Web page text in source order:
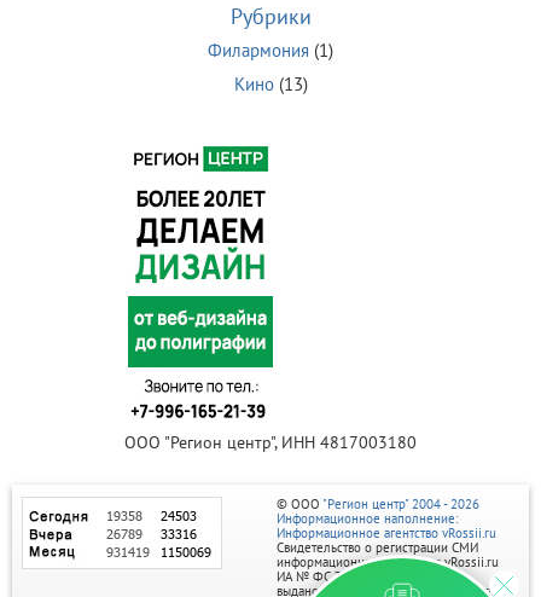
Рубрики
Филармония (1)
Кино(13)
ООО "Регион центр", ИНН 4817003180
© ООО "Регион центр" 2004 - 2026
Информационное наполнение:
Информационное агентство vRossii.ru
Свидетельство о регистрации СМИ
информационного агентства vRossii.ru
ИА № ФС 77‑35502
выдано РОСКОМНАДЗОРом 04 марта